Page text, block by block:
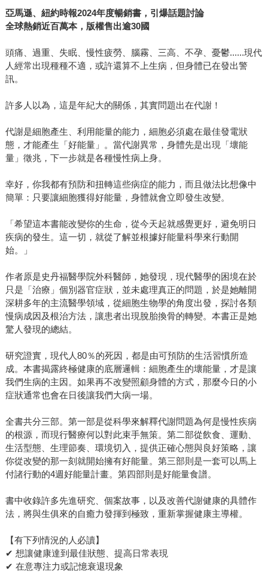
亞馬遜、紐約時報2024年度暢銷書，引爆話題討論
全球熱銷近百萬本，版權售出逾30國
頭痛、過重、失眠、慢性疲勞、腦霧、三高、不孕、憂鬱......現代
人經常出現種種不適，或許還算不上生病，但身體已在發出警
訊。
許多人以為，這是年紀大的關係，其實問題出在代謝！
代謝是細胞產生、利用能量的能力，細胞必須處在最佳發電狀
態，才能產生「好能量」。當代謝異常，身體先是出現「壞能
量」徵兆，下一步就是各種慢性病上身。
幸好，你我都有預防和扭轉這些病症的能力，而且做法比想像中
簡單：只要讓細胞獲得好能量，身體就會立即發生改變。
「希望這本書能改變你的生命，從今天起就感覺更好，避免明日
疾病的發生。這一切，就從了解並根據好能量科學來行動開
始。」
作者原是史丹福醫學院外科醫師，她發現，現代醫學的困境在於
只是「治療」個別器官症狀，並未處理真正的問題，於是她離開
深耕多年的主流醫學領域，從細胞生物學的角度出發，探討各類
慢病成因及根治方法，讓患者出現脫胎換骨的轉變。本書正是她
驚人發現的總結。
研究證實，現代人80％的死因，都是由可預防的生活習慣所造
成。本書揭露終極健康的底層邏輯：細胞產生的壞能量，才是讓
我們生病的主因。如果再不改變照顧身體的方式，那麼今日的小
症狀通常也會在日後讓我們大病一場。
全書共分三部。第一部是從科學來解釋代謝問題為何是慢性疾病
的根源，而現行醫療何以對此束手無策。第二部從飲食、運動、
生活型態、生理節奏、環境切入，提供正確心態與良好策略，讓
你從改變的那一刻就開始擁有好能量。第三部則是一套可以馬上
付諸行動的4週好能量計畫。第四部則是好能量食譜。
書中收錄許多先進研究、個案故事，以及改善代謝健康的具體作
法，將與生俱來的自癒力發揮到極致，重新掌握健康主導權。
【有下列情況的人必讀】
✔ 想讓健康達到最佳狀態、提高日常表現
✔ 在意專注力或記憶衰退現象